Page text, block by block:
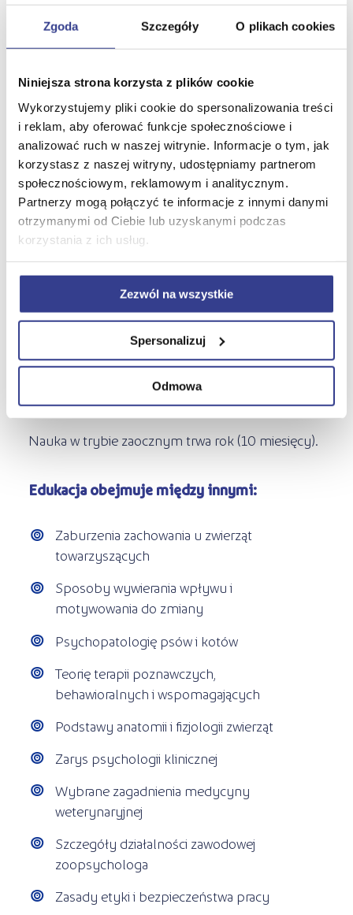
Zgoda Szczegóły O plikach cookies
Niniejsza strona korzysta z plików cookie
Wykorzystujemy pliki cookie do spersonalizowania treści
i reklam, aby oferować funkcje społecznościowe i
analizować ruch w naszej witrynie. Informacje o tym, jak
korzystasz z naszej witryny, udostępniamy partnerom
społecznościowym, reklamowym i analitycznym.
Partnerzy mogą połączyć te informacje z innymi danymi
otrzymanymi od Ciebie lub uzyskanymi podczas
korzystania z ich usług.
Zezwól na wszystkie
Spersonalizuj
Odmowa
zwierząt?
Czy w szkole dobrze Ci szło z biologii?
Czy nie masz przeciwwskazań zdrowotnych
do przebywania wśród zwierząt?
Jeżeli na większość powyższych pytań
odpowiadasz „tak”, praca zoopsychologa /
behawiorysty zwierząt jest dla Ciebie! Zrobisz
dużo dobrego dla zwierząt i ich ludzi.
Nauka na kursie
Zoopsycholog w Żaku
Aby zostać zoopsychologiem,zapisz siędo
szkoły Żak. Dzięki temu zdobędziesz
kompetencje do pracy w tym zawodzie.
Nauka w trybie zaocznym trwa rok (10 miesięcy).
Edukacja obejmuje między innymi:
Zaburzenia zachowania u zwierząt
towarzyszących
Sposoby wywierania wpływu i
motywowania do zmiany
Psychopatologię psów i kotów
Teorię terapii poznawczych,
behawioralnych i wspomagających
Podstawy anatomii i fizjologii zwierząt
Zarys psychologii klinicznej
Wybrane zagadnienia medycyny
weterynaryjnej
Szczegóły działalności zawodowej
zoopsychologa
Zasady etyki i bezpieczeństwa pracy